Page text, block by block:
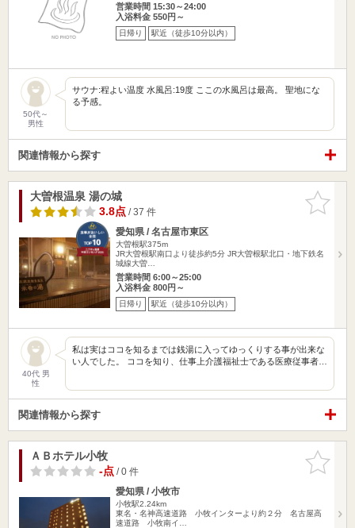
営業時間 15:30～24:00
入浴料金 550円～
日帰り 駅近（徒歩10分以内）
50代～
男性
サウナ:程よい温度 水風呂:19度 ここの水風呂は最高。 聖地にな
る予感。
関連情報から探す
お気に入
りに追加
大曽根温泉 湯の城
3.8点/ 37 件
愛知県 / 名古屋市東区
大曽根駅375m
JR大曽根駅南口より徒歩約5分 JR大曽根駅北口・地下鉄名
城線大曽…
営業時間 6:00～25:00
入浴料金 800円～
日帰り 駅近（徒歩10分以内）
40代 男
性
私は実はココを知るまでは銭湯に入ってゆっくりする事が出来な
い人でした。 ココを知り、仕事上介護福祉士である医療従事者…
関連情報から探す
お気に入
りに追加
ＡＢホテル小牧
-点/ 0 件
愛知県 / 小牧市
小牧駅2.24km
東名・名神高速道路 小牧インターより約２分 名古屋高
速道路 小牧南イ…